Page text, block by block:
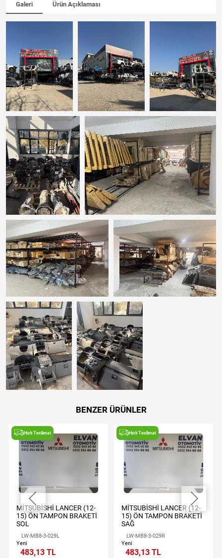
Galeri Ürün Açıklaması
BENZER ÜRÜNLER
Hızlı Teslimat
MİTSUBİSHİ LANCER (12-
15) ÖN TAMPON BRAKETİ
SOL
LW-MB8-3-029L
Yeni
483,13 TL
Hızlı Teslimat
MİTSUBİSHİ LANCER (12-
15) ÖN TAMPON BRAKETİ
SAĞ
LW-MB8-3-029R
Yeni
483,13 TL